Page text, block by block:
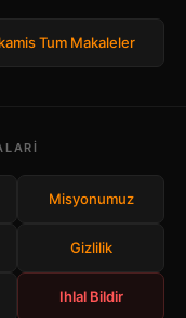
Tum Makaleler
Misyonumuz
Gizlilik
Ihlal Bildir